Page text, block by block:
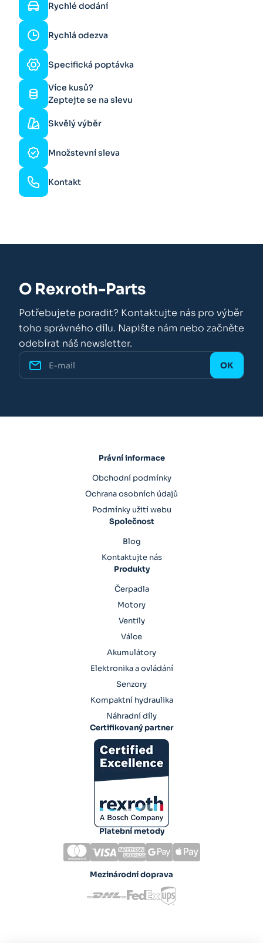
Rychlé dodání
Rychlá odezva
Specifická poptávka
Více kusů?
Zeptejte se na slevu
Skvělý výběr
Množstevní sleva
Kontakt
O Rexroth-Parts
Potřebujete poradit? Kontaktujte nás pro výběr
toho správného dílu. Napište nám nebo začněte
odebírat náš newsletter.
Právní informace
Obchodní podmínky
Ochrana osobních údajů
Podmínky užití webu
Společnost
Blog
Kontaktujte nás
Produkty
Čerpadla
Motory
Ventily
Válce
Akumulátory
Elektronika a ovládání
Senzory
Kompaktní hydraulika
Náhradní díly
Certifikovaný partner
Platební metody
Mezinárodní doprava